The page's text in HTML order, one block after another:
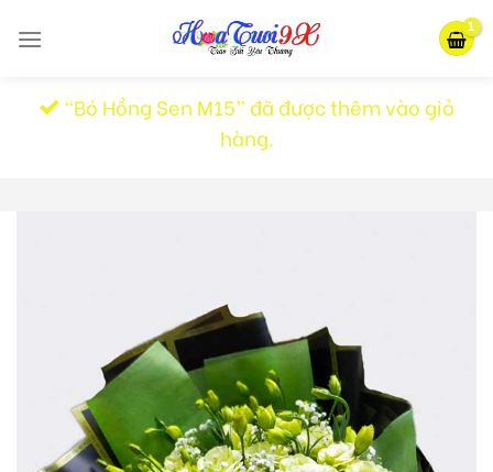
“Bó Hồng Sen M15” đã được thêm vào giỏ
hàng.